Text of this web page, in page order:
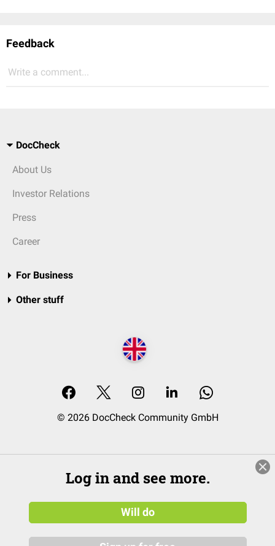
Feedback
Write a comment...
DocCheck
About Us
Investor Relations
Press
Career
For Business
Other stuff
© 2026 DocCheck Community GmbH
Log in and see more.
Will do